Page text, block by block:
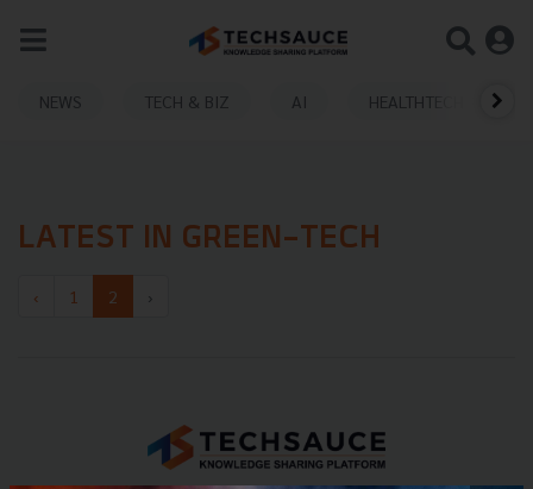
NEWS TECH & BIZ AI HEALTHTECH
LATEST IN GREEN-TECH
‹ 1 2 ›